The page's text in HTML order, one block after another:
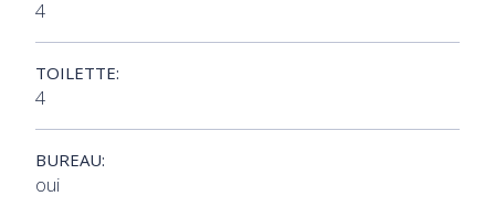
4
TOILETTE:
4
BUREAU:
oui